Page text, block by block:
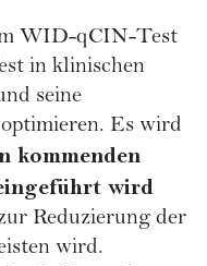
WID-qCIN-Test
in klinischen
seine
Es wird
kommenden
wird
Reduzierung der
wird.